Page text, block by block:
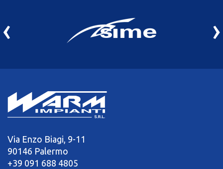
‹ ›
Via Enzo Biagi, 9-11
90146 Palermo
+39 091 688 4805